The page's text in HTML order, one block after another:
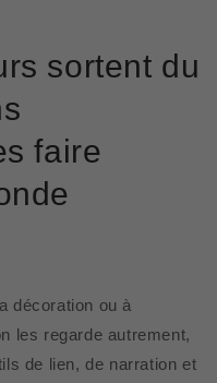
sortent du
faire
décoration ou à
les regarde autrement,
de lien, de narration et